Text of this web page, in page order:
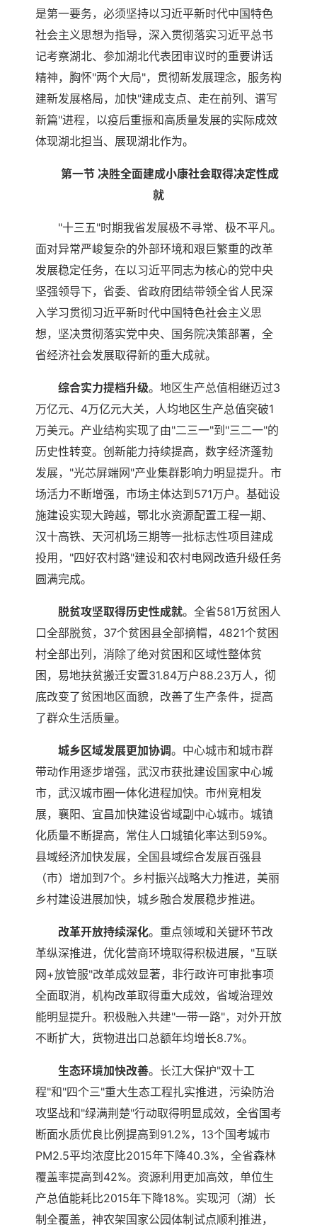
是第一要务，必须坚持以习近平新时代中国特色
社会主义思想为指导，深入贯彻落实习近平总书
记考察湖北、参加湖北代表团审议时的重要讲话
精神，胸怀"两个大局"，贯彻新发展理念，服务构
建新发展格局，加快"建成支点、走在前列、谱写
新篇"进程，以疫后重振和高质量发展的实际成效
体现湖北担当、展现湖北作为。
第一节 决胜全面建成小康社会取得决定性成
就
"十三五"时期我省发展极不寻常、极不平凡。
面对异常严峻复杂的外部环境和艰巨繁重的改革
发展稳定任务，在以习近平同志为核心的党中央
坚强领导下，省委、省政府团结带领全省人民深
入学习贯彻习近平新时代中国特色社会主义思
想，坚决贯彻落实党中央、国务院决策部署，全
省经济社会发展取得新的重大成就。
综合实力提档升级。地区生产总值相继迈过3
万亿元、4万亿元大关，人均地区生产总值突破1
万美元。产业结构实现了由"二三一"到"三二一"的
历史性转变。创新能力持续提高，数字经济蓬勃
发展，"光芯屏端网"产业集群影响力明显提升。市
场活力不断增强，市场主体达到571万户。基础设
施建设实现大跨越，鄂北水资源配置工程一期、
汉十高铁、天河机场三期等一批标志性项目建成
投用，"四好农村路"建设和农村电网改造升级任务
圆满完成。
脱贫攻坚取得历史性成就。全省581万贫困人
口全部脱贫，37个贫困县全部摘帽，4821个贫困
村全部出列，消除了绝对贫困和区域性整体贫
困，易地扶贫搬迁安置31.84万户88.23万人，彻
底改变了贫困地区面貌，改善了生产条件，提高
了群众生活质量。
城乡区域发展更加协调。中心城市和城市群
带动作用逐步增强，武汉市获批建设国家中心城
市，武汉城市圈一体化进程加快。市州竞相发
展，襄阳、宜昌加快建设省域副中心城市。城镇
化质量不断提高，常住人口城镇化率达到59%。
县域经济加快发展，全国县域综合发展百强县
（市）增加到7个。乡村振兴战略大力推进，美丽
乡村建设进展加快，城乡融合发展稳步推进。
改革开放持续深化。重点领域和关键环节改
革纵深推进，优化营商环境取得积极进展，"互联
网+放管服"改革成效显著，非行政许可审批事项
全面取消，机构改革取得重大成效，省域治理效
能明显提升。积极融入共建"一带一路"，对外开放
不断扩大，货物进出口总额年均增长8.7%。
生态环境加快改善。长江大保护"双十工
程"和"四个三"重大生态工程扎实推进，污染防治
攻坚战和"绿满荆楚"行动取得明显成效，全省国考
断面水质优良比例提高到91.2%，13个国考城市
PM2.5平均浓度比2015年下降40.3%，全省森林
覆盖率提高到42%。资源利用更加高效，单位生
产总值能耗比2015年下降18%。实现河（湖）长
制全覆盖，神农架国家公园体制试点顺利推进，